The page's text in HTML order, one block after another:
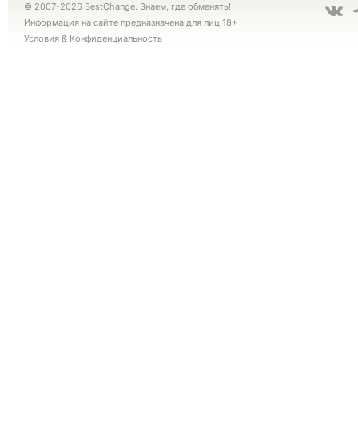
© 2007-2026 BestChange. Знаем, где обменять!
Информация на сайте предназначена для лиц 18+
Условия & Конфиденциальность